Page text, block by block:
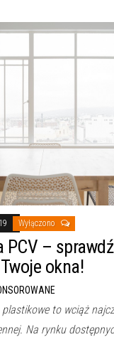
Wyłączono
PCV –
okna!
to wciąż
Na rynku